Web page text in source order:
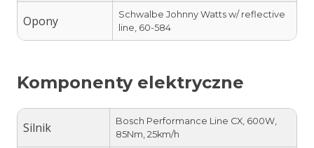
Opony
Schwalbe Johnny Watts w/ reflective
line, 60-584
Komponenty elektryczne
Silnik
Bosch Performance Line CX, 600W,
85Nm, 25km/h